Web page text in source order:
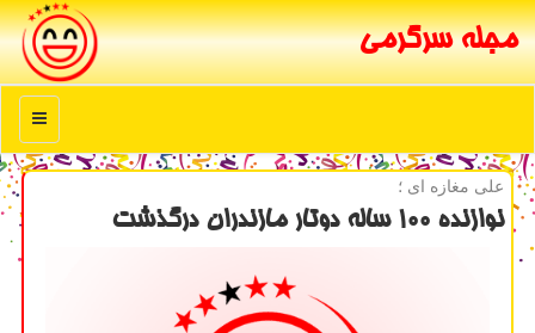
مجله سرگرمی
منو
علی مغازه ای ؛
نوازنده ۱۰۰ ساله دوتار مازندران درگذشت